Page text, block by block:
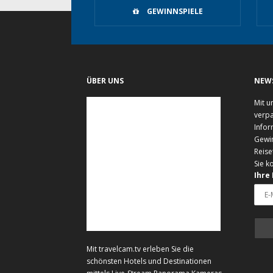
GEWINNSPIELE
ÜBER UNS
Mit travelcam.tv erleben Sie die
schönsten Hotels und Destinationen
Mit
Sie
Ihre